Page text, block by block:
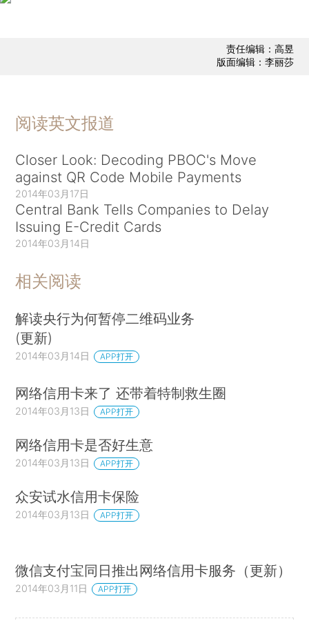
责任编辑：高昱
版面编辑：李丽莎
阅读英文报道
Closer Look: Decoding PBOC's Move
against QR Code Mobile Payments
2014年03月17日
Central Bank Tells Companies to Delay
Issuing E-Credit Cards
2014年03月14日
相关阅读
解读央行为何暂停二维码业务
(更新)
2014年03月14日 APP打开
网络信用卡来了 还带着特制救生圈
2014年03月13日 APP打开
网络信用卡是否好生意
2014年03月13日 APP打开
众安试水信用卡保险
2014年03月13日 APP打开
微信支付宝同日推出网络信用卡服务（更新）
2014年03月11日 APP打开